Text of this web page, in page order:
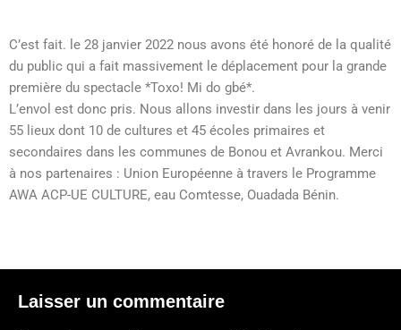
C’est fait. le 28 janvier 2022 nous avons été honoré de la qualité
du public qui a fait massivement le déplacement pour la grande
première du spectacle *Toxo! Mi do gbé*.
L’envol est donc pris. Nous allons investir dans les jours à venir
55 lieux dont 10 de cultures et 45 écoles primaires et
secondaires dans les communes de Bonou et Avrankou. Merci
à nos partenaires : Union Européenne à travers le Programme
AWA ACP-UE CULTURE, eau Comtesse, Ouadada Bénin.
Laisser un commentaire